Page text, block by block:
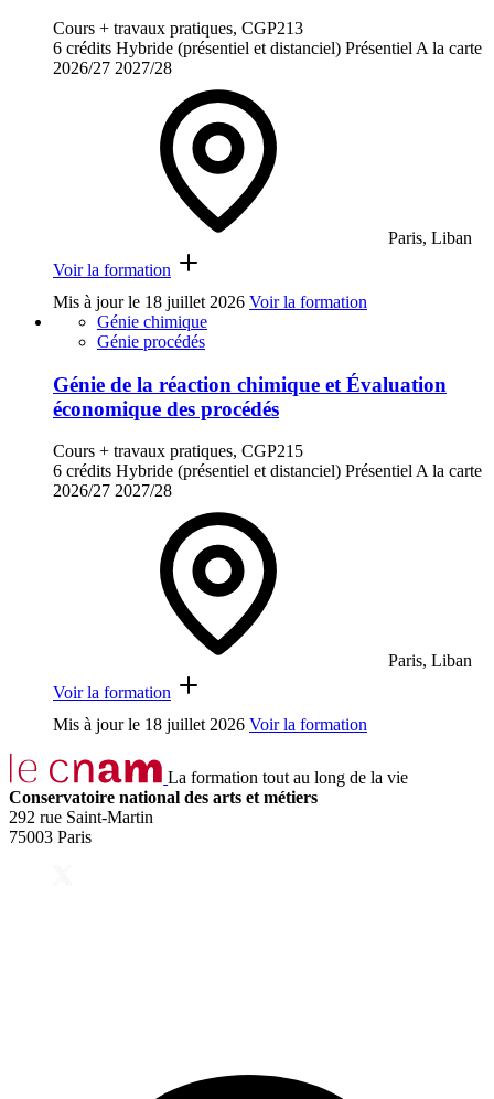
Cours + travaux pratiques, CGP213
6 crédits Hybride (présentiel et distanciel) Présentiel A la carte
2026/27 2027/28
Paris, Liban
Voir la formation
Mis à jour le 18 juillet 2026 Voir la formation
Génie chimique
Génie procédés
Génie de la réaction chimique et Évaluation
économique des procédés
Cours + travaux pratiques, CGP215
6 crédits Hybride (présentiel et distanciel) Présentiel A la carte
2026/27 2027/28
Paris, Liban
Voir la formation
Mis à jour le 18 juillet 2026 Voir la formation
La formation tout au long de la vie
Conservatoire national des arts et métiers
292 rue Saint-Martin
75003 Paris